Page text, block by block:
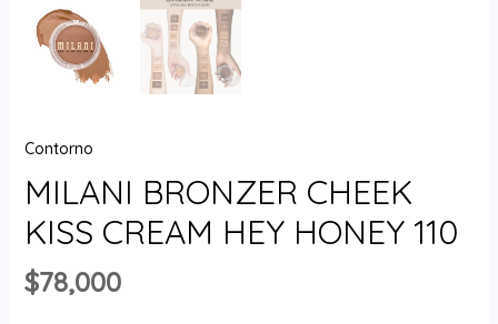
Contorno
MILANI BRONZER CHEEK
KISS CREAM HEY HONEY 110
$78,000